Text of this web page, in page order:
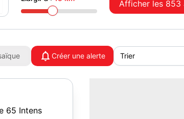
Afficher les 853
Créer une alerte
65 Intens